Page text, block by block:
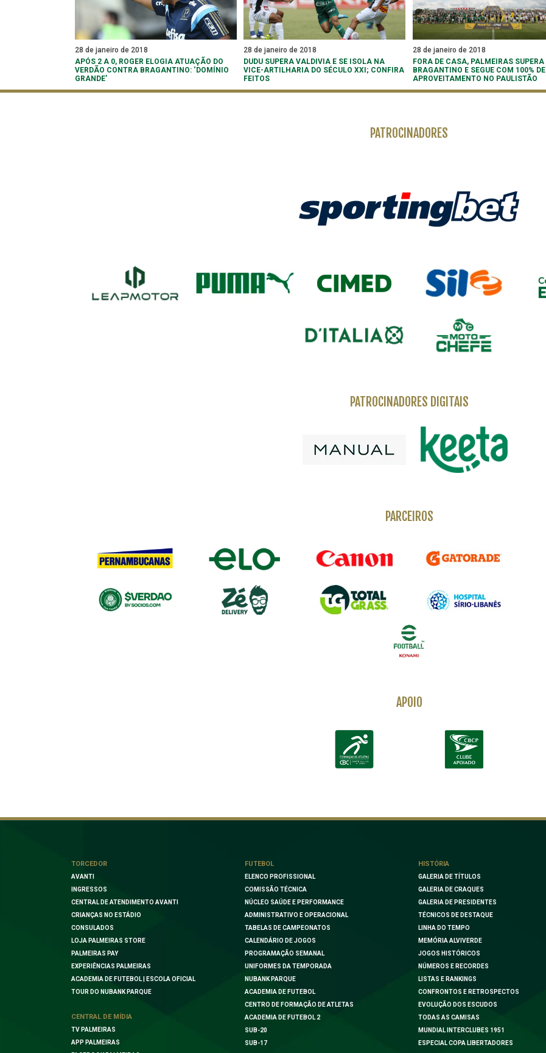
28 de janeiro de 2018
APÓS 2 A 0, ROGER ELOGIA ATUAÇÃO DO
VERDÃO CONTRA BRAGANTINO: ‘DOMÍNIO
GRANDE’
28 de janeiro de 2018
DUDU SUPERA VALDIVIA E SE ISOLA NA
VICE-ARTILHARIA DO SÉCULO XXI; CONFIRA
FEITOS
28 de janeiro de 2018
FORA DE CASA, PALMEIRAS SUPERA
BRAGANTINO E SEGUE COM 100% DE
APROVEITAMENTO NO PAULISTÃO
PATROCINADORES
PATROCINADORES DIGITAIS
PARCEIROS
APOIO
TORCEDOR
AVANTI
INGRESSOS
CENTRAL DE ATENDIMENTO AVANTI
CRIANÇAS NO ESTÁDIO
CONSULADOS
LOJA PALMEIRAS STORE
PALMEIRAS PAY
EXPERIÊNCIAS PALMEIRAS
ACADEMIA DE FUTEBOL | ESCOLA OFICIAL
TOUR DO NUBANK PARQUE
CENTRAL DE MÍDIA
TV PALMEIRAS
APP PALMEIRAS
FUTEBOL
ELENCO PROFISSIONAL
COMISSÃO TÉCNICA
NÚCLEO SAÚDE E PERFORMANCE
ADMINISTRATIVO E OPERACIONAL
TABELAS DE CAMPEONATOS
CALENDÁRIO DE JOGOS
PROGRAMAÇÃO SEMANAL
UNIFORMES DA TEMPORADA
NUBANK PARQUE
ACADEMIA DE FUTEBOL
CENTRO DE FORMAÇÃO DE ATLETAS
ACADEMIA DE FUTEBOL 2
SUB-20
SUB-17
HISTÓRIA
GALERIA DE TÍTULOS
GALERIA DE CRAQUES
GALERIA DE PRESIDENTES
TÉCNICOS DE DESTAQUE
LINHA DO TEMPO
MEMÓRIA ALVIVERDE
JOGOS HISTÓRICOS
NÚMEROS E RECORDES
LISTAS E RANKINGS
CONFRONTOS E RETROSPECTOS
EVOLUÇÃO DOS ESCUDOS
TODAS AS CAMISAS
MUNDIAL INTERCLUBES 1951
ESPECIAL COPA LIBERTADORES